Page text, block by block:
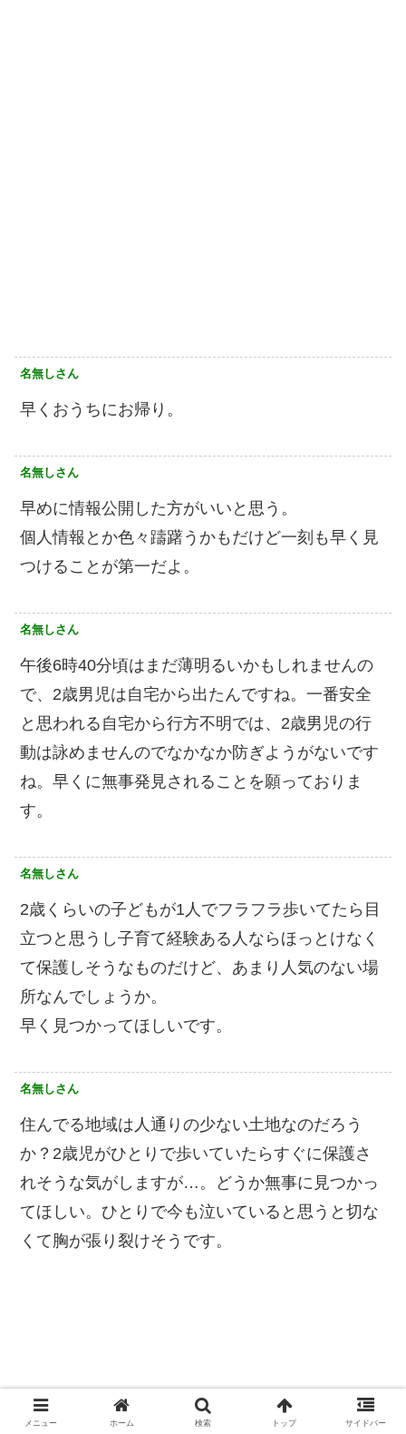
名無しさん
早くおうちにお帰り。
名無しさん
早めに情報公開した方がいいと思う。
個人情報とか色々躊躇うかもだけど一刻も早く見
つけることが第一だよ。
名無しさん
午後6時40分頃はまだ薄明るいかもしれませんの
で、2歳男児は自宅から出たんですね。一番安全
と思われる自宅から行方不明では、2歳男児の行
動は詠めませんのでなかなか防ぎようがないです
ね。早くに無事発見されることを願っておりま
す。
名無しさん
2歳くらいの子どもが1人でフラフラ歩いてたら目
立つと思うし子育て経験ある人ならほっとけなく
て保護しそうなものだけど、あまり人気のない場
所なんでしょうか。
早く見つかってほしいです。
名無しさん
住んでる地域は人通りの少ない土地なのだろう
か？2歳児がひとりで歩いていたらすぐに保護さ
れそうな気がしますが…。どうか無事に見つかっ
てほしい。ひとりで今も泣いていると思うと切な
くて胸が張り裂けそうです。
メニュー ホーム 検索 トップ サイドバー